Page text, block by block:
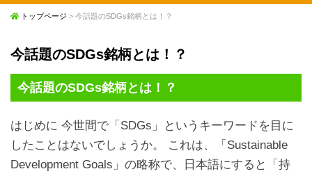
トップページ > 今話題のSDGs銘柄とは！？
今話題のSDGs銘柄とは！？
今話題のSDGs銘柄とは！？
はじめに 今世間で「SDGs」というキーワードを目に
したことはないでしょうか。 これは、「Sustainable
Development Goals」の略称で、日本語にすると「持